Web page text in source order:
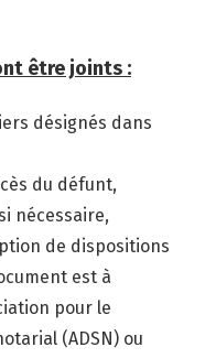
être joints :
désignés dans
du défunt,
nécessaire,
de dispositions
est à
pour le
(ADSN) ou